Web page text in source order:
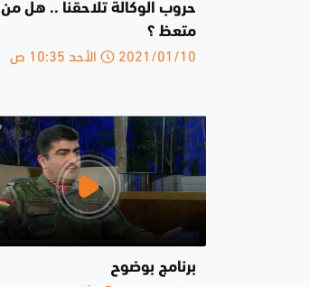
حروب الوكالة تلاحقنا .. هل من
متعظ ؟
2021/01/10 الأحد 10:35 ص
برنامج بوضوح